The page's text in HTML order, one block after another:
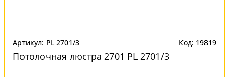
Артикул: PL 2701/3 Код: 19819
Потолочная люстра 2701 PL 2701/3